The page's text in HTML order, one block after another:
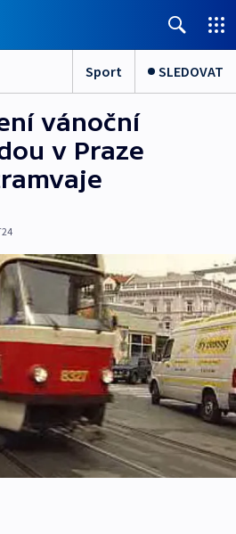
Sport SLEDOVAT
vánoční
v Praze